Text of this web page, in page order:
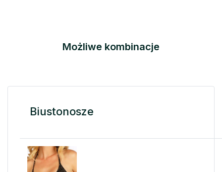
Możliwe kombinacje
Biustonosze